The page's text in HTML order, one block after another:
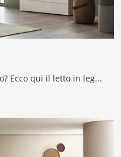
Vuoi rinnovare la camera da letto? Ecco qui il letto in legno Scudo di Maronese per spazi design.